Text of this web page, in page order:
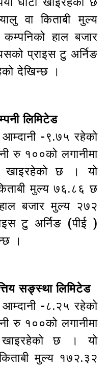
वा किताबी मुल्य
हाल बजार
प्राइस टु अर्निङ
देखिन्छ ।
लिमिटेड
-९.७५ रहेको
रु १००को लगानीमा
खाइरहेको छ । यो
मुल्य ७६.८६ छ
बजार मुल्य २७२
टु अर्निङ (पीई )
।
सङ्स्था लिमिटेड
-८.२५ रहेको
रु १००को लगानीमा
खाइरहेको छ । यो
मुल्य १७२.३२